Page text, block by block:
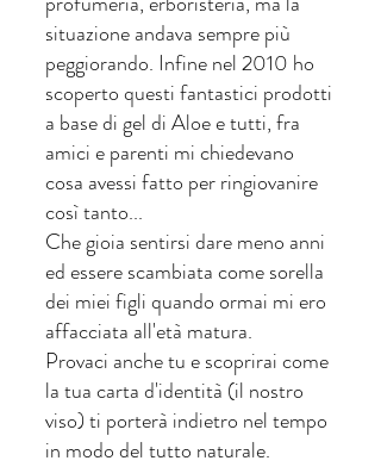
situazione andava sempre più
peggiorando. Infine nel 2010 ho
scoperto questi fantastici prodotti
a base di gel di Aloe e tutti, fra
amici e parenti mi chiedevano
cosa avessi fatto per ringiovanire
così tanto...
Che gioia sentirsi dare meno anni
ed essere scambiata come sorella
dei miei figli quando ormai mi ero
affacciata all'età matura.
Provaci anche tu e scoprirai come
la tua carta d'identità (il nostro
viso) ti porterà indietro nel tempo
in modo del tutto naturale.